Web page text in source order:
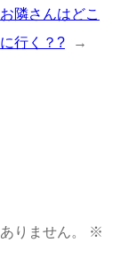
お隣さんはどこ
に行く？?
→
りません。
※